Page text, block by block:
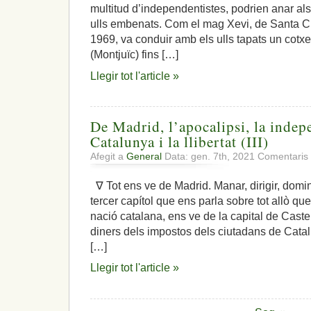
multitud d’independentistes, podrien anar
ulls embenats. Com el mag Xevi, de Santa
1969, va conduir amb els ulls tapats un
(Montjuïc) fins […]
Llegir tot l'article »
De Madrid, l’apocalipsi, la
Catalunya i la llibertat (III)
Afegit a General Data: gen. 7th, 2021 Comentaris
∇ Tot ens ve de Madrid. Manar, dirigir,
tercer capítol que ens parla sobre tot allò
nació catalana, ens ve de la capital de
diners dels impostos dels ciutadans de
[…]
Llegir tot l'article »